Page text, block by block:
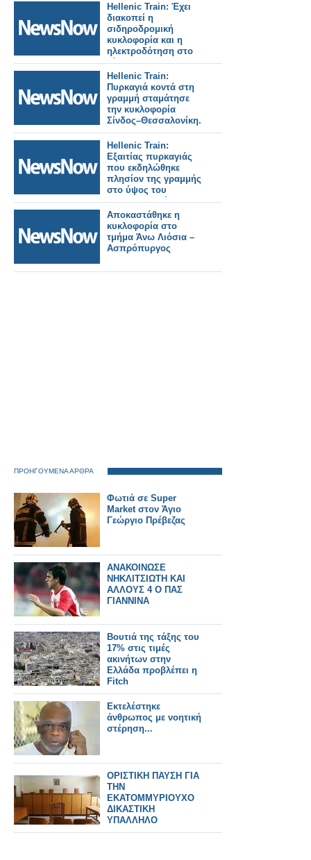
Hellenic Train: Έχει
διακοπεί η
σιδηροδρομική
κυκλοφορία και η
ηλεκτροδότηση στο
δίκτυο του
Προαστιακού
Σιδηροδρόμου
Αθηνών.
Hellenic Train:
Πυρκαγιά κοντά στη
γραμμή σταμάτησε
την κυκλοφορία
Σίνδος–Θεσσαλονίκη.
Hellenic Train:
Εξαιτίας πυρκαγιάς
που εκδηλώθηκε
πλησίον της γραμμής
στο ύψος του
Ευαγγελισμού
διακόπηκε η
κυκλοφορία.
Αποκαστάθηκε η
κυκλοφορία στο
τμήμα Άνω Λιόσια –
Ασπρόπυργος
ΠΡΟΗΓΟΥΜΕΝΑ ΑΡΘΡΑ
Φωτιά σε Super
Market στον Άγιο
Γεώργιο Πρέβεζας
ΑΝΑΚΟΙΝΩΣΕ
ΝΗΚΛΙΤΣΙΩΤΗ ΚΑΙ
ΑΛΛΟΥΣ 4 Ο ΠΑΣ
ΓΙΑΝΝΙΝΑ
Βουτιά της τάξης του
17% στις τιμές
ακινήτων στην
Ελλάδα προβλέπει η
Fitch
Εκτελέστηκε
άνθρωπος με νοητική
στέρηση...
ΟΡΙΣΤΙΚΗ ΠΑΥΣΗ ΓΙΑ
ΤΗΝ
ΕΚΑΤΟΜΜΥΡΙΟΥΧΟ
ΔΙΚΑΣΤΙΚΗ
ΥΠΑΛΛΗΛΟ